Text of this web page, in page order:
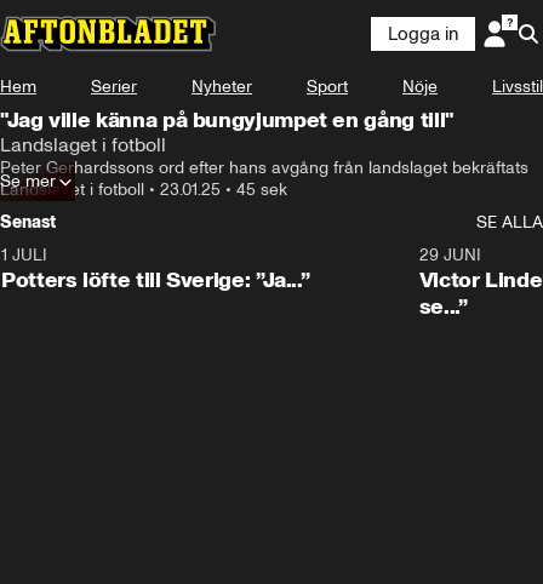
Logga in
Hem Serier Nyheter Sport Nöje Livsstil
"Jag ville känna på bungyjumpet en gång till"
Landslaget i fotboll
Peter Gerhardssons ord efter hans avgång från landslaget bekräftats
Landslaget i fotboll • 23.01.25 • 45 sek
Se mer
Senast
SE ALLA
1 JULI
Potters löfte till Sverige: ”Ja...”
29 JUNI
Victor
se...”